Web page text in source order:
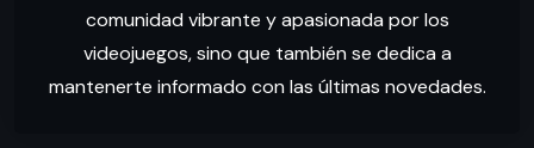
comunidad vibrante y apasionada por los
videojuegos, sino que también se dedica a
mantenerte informado con las últimas novedades.